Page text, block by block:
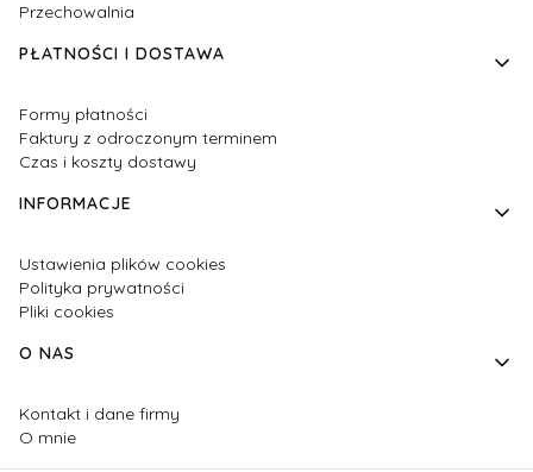
Przechowalnia
PŁATNOŚCI I DOSTAWA
Formy płatności
Faktury z odroczonym terminem
Czas i koszty dostawy
INFORMACJE
Ustawienia plików cookies
Polityka prywatności
Pliki cookies
O NAS
Kontakt i dane firmy
O mnie